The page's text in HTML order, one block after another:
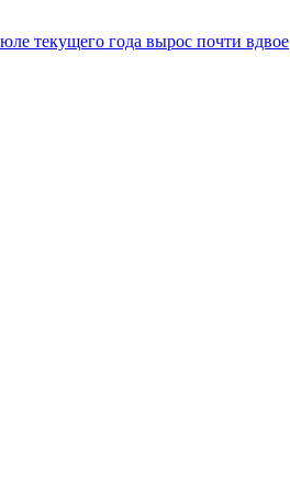
текущего года вырос почти вдвое